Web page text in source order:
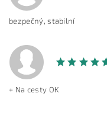
bezpečný, stabilní
+ Na cesty OK